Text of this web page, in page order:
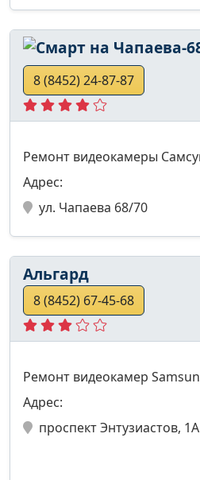
8 (8452) 24-87-87
Ремонт видеокамеры
Адрес:
ул. Чапаева 68/70
Альгард
8 (8452) 67-45-68
Ремонт видеокамер
Адрес:
проспект Энтузиастов, 1А